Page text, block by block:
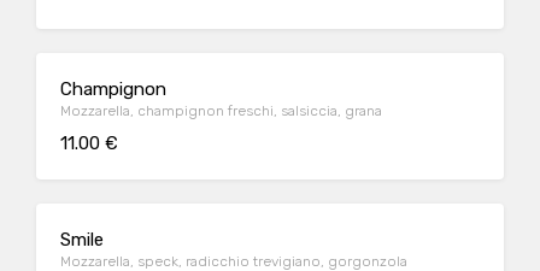
Champignon
Mozzarella, champignon freschi, salsiccia, grana
11.00 €
Smile
Mozzarella, speck, radicchio trevigiano, gorgonzola